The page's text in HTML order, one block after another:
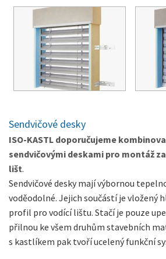
Sendvičové desky
ISO-KASTL doporučujeme
sendvičovými deskami pro montáž
lišt.
Sendvičové desky mají výbornou
voděodolné. Jejich součástí je vložený
profil pro vodící lištu. Stačí je pouze
přilnou ke všem druhům stavebních
s kastlíkem pak tvoří ucelený funkční